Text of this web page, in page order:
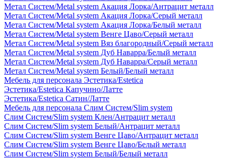
Метал Систем/Metal system Акация Лорка/Антрацит металл
Метал Систем/Metal system Акация Лорка/Серый металл
Метал Систем/Metal system Акация Лорка/Белый металл
Метал Систем/Metal system Венге Цаво/Серый металл
Метал Систем/Metal system Вяз благородный/Серый металл
Метал Систем/Metal system Дуб Наварра/Белый металл
Метал Систем/Metal system Дуб Наварра/Серый металл
Метал Систем/Metal system Белый/Белый металл
Мебель для персонала Эстетика/Estetica
Эстетика/Estetica Капучино/Латте
Эстетика/Estetica Сатин/Латте
Мебель для персонала Слим Систем/Slim system
Слим Систем/Slim system Клен/Антрацит металл
Слим Систем/Slim system Белый/Антрацит металл
Слим Систем/Slim system Венге Цаво/Антрацит металл
Слим Систем/Slim system Венге Цаво/Белый металл
Слим Систем/Slim system Белый/Белый металл